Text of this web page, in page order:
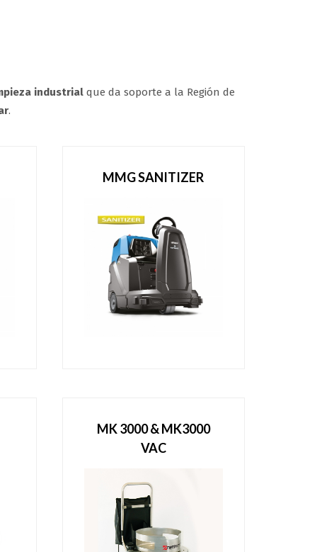
industrial que da soporte a la Región de
.
MMG SANITIZER
MK 3000 & MK3000
VAC